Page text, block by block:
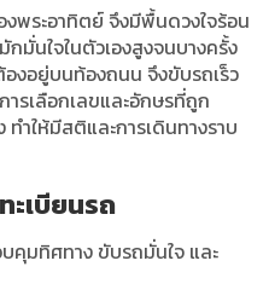
พระอาทิตย์ จึงมีพื้นดวงใจร้อน
มั่นใจในตัวเองสูงจนบางครั้ง
อยู่บนท้องถนน จึงขับรถเร็ว
ารเลือกเลขและอักษรที่ถูก
ำให้มีสติและการเดินทางราบ
ะเบียนรถ
คุมทิศทาง ขับรถมั่นใจ และ